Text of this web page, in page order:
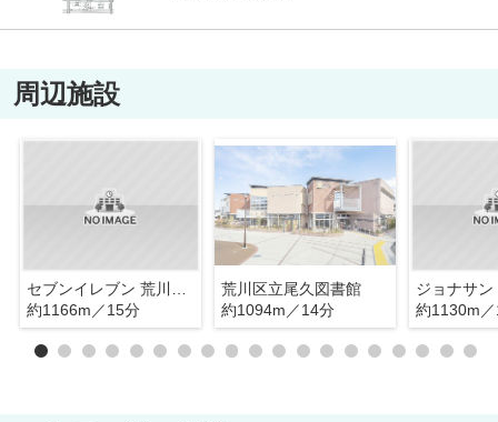
周辺施設
約1166m／15分
荒川区立尾久図書館
約1094m／14分
ジョナサ
約1130m